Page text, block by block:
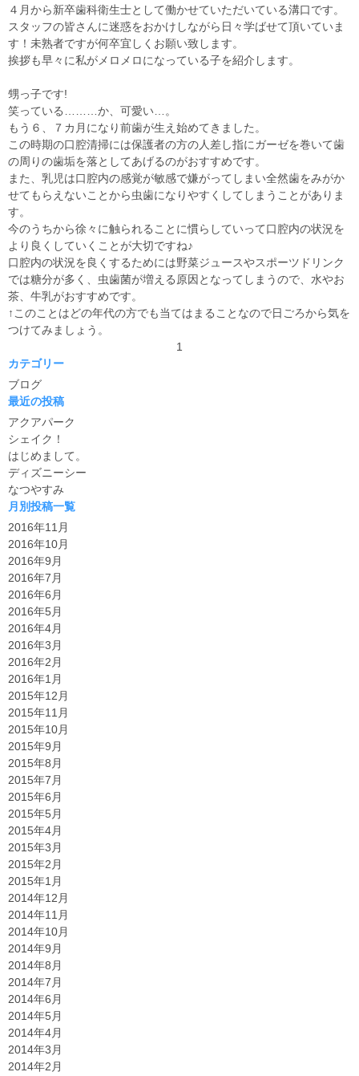
４月から新卒歯科衛生士として働かせていただいている溝口です。
スタッフの皆さんに迷惑をおかけしながら日々学ばせて頂いていま
す！未熟者ですが何卒宜しくお願い致します。
挨拶も早々に私がメロメロになっている子を紹介します。
甥っ子です!
笑っている………か、可愛い…。
もう６、７カ月になり前歯が生え始めてきました。
この時期の口腔清掃には保護者の方の人差し指にガーゼを巻いて歯
の周りの歯垢を落としてあげるのがおすすめです。
また、乳児は口腔内の感覚が敏感で嫌がってしまい全然歯をみがか
せてもらえないことから虫歯になりやすくしてしまうことがありま
す。
今のうちから徐々に触られることに慣らしていって口腔内の状況を
より良くしていくことが大切ですね♪
口腔内の状況を良くするためには野菜ジュースやスポーツドリンク
では糖分が多く、虫歯菌が増える原因となってしまうので、水やお
茶、牛乳がおすすめです。
↑このことはどの年代の方でも当てはまることなので日ごろから気を
つけてみましょう。
1
カテゴリー
ブログ
最近の投稿
アクアパーク
シェイク！
はじめまして。
ディズニーシー
なつやすみ
月別投稿一覧
2016年11月
2016年10月
2016年9月
2016年7月
2016年6月
2016年5月
2016年4月
2016年3月
2016年2月
2016年1月
2015年12月
2015年11月
2015年10月
2015年9月
2015年8月
2015年7月
2015年6月
2015年5月
2015年4月
2015年3月
2015年2月
2015年1月
2014年12月
2014年11月
2014年10月
2014年9月
2014年8月
2014年7月
2014年6月
2014年5月
2014年4月
2014年3月
2014年2月